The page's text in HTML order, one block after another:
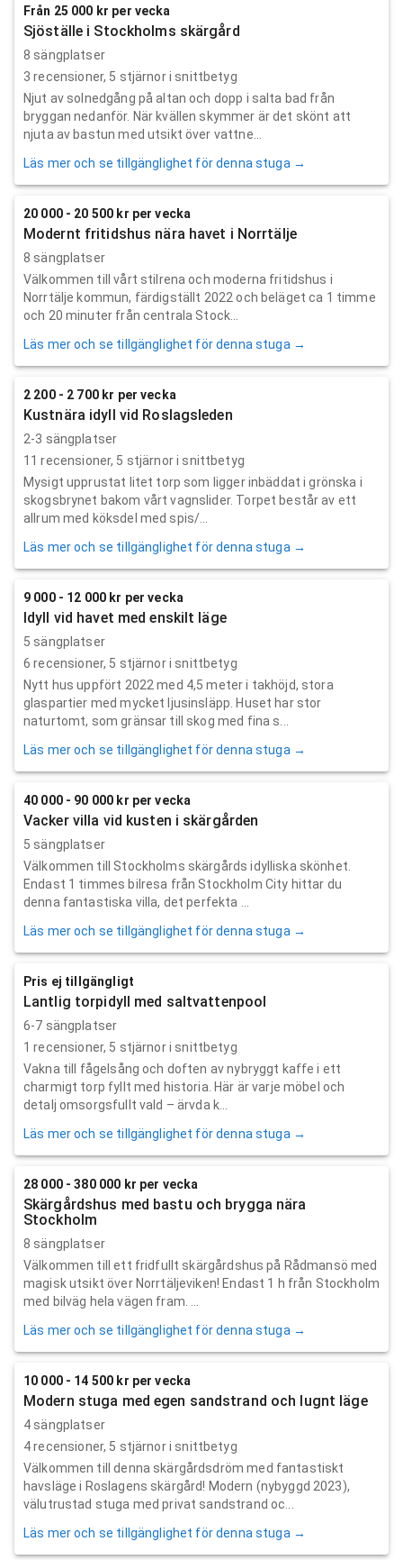
Från 25 000 kr per vecka
Sjöställe i Stockholms skärgård
8 sängplatser
3 recensioner, 5 stjärnor i snittbetyg
Njut av solnedgång på altan och dopp i salta bad från
bryggan nedanför. När kvällen skymmer är det skönt att
njuta av bastun med utsikt över vattne...
Läs mer och se tillgänglighet för denna stuga →
20 000 - 20 500 kr per vecka
Modernt fritidshus nära havet i Norrtälje
8 sängplatser
Välkommen till vårt stilrena och moderna fritidshus i
Norrtälje kommun, färdigställt 2022 och beläget ca 1 timme
och 20 minuter från centrala Stock...
Läs mer och se tillgänglighet för denna stuga →
2 200 - 2 700 kr per vecka
Kustnära idyll vid Roslagsleden
2-3 sängplatser
11 recensioner, 5 stjärnor i snittbetyg
Mysigt upprustat litet torp som ligger inbäddat i grönska i
skogsbrynet bakom vårt vagnslider. Torpet består av ett
allrum med köksdel med spis/...
Läs mer och se tillgänglighet för denna stuga →
9 000 - 12 000 kr per vecka
Idyll vid havet med enskilt läge
5 sängplatser
6 recensioner, 5 stjärnor i snittbetyg
Nytt hus uppfört 2022 med 4,5 meter i takhöjd, stora
glaspartier med mycket ljusinsläpp. Huset har stor
naturtomt, som gränsar till skog med fina s...
Läs mer och se tillgänglighet för denna stuga →
40 000 - 90 000 kr per vecka
Vacker villa vid kusten i skärgården
5 sängplatser
Välkommen till Stockholms skärgårds idylliska skönhet.
Endast 1 timmes bilresa från Stockholm City hittar du
denna fantastiska villa, det perfekta ...
Läs mer och se tillgänglighet för denna stuga →
Pris ej tillgängligt
Lantlig torpidyll med saltvattenpool
6-7 sängplatser
1 recensioner, 5 stjärnor i snittbetyg
Vakna till fågelsång och doften av nybryggt kaffe i ett
charmigt torp fyllt med historia. Här är varje möbel och
detalj omsorgsfullt vald – ärvda k...
Läs mer och se tillgänglighet för denna stuga →
28 000 - 380 000 kr per vecka
Skärgårdshus med bastu och brygga nära
Stockholm
8 sängplatser
Välkommen till ett fridfullt skärgårdshus på Rådmansö med
magisk utsikt över Norrtäljeviken! Endast 1 h från Stockholm
med bilväg hela vägen fram. ...
Läs mer och se tillgänglighet för denna stuga →
10 000 - 14 500 kr per vecka
Modern stuga med egen sandstrand och lugnt läge
4 sängplatser
4recensioner, 5 stjärnor i snittbetyg
Välkommen till denna skärgårdsdröm med fantastiskt
havsläge i Roslagens skärgård! Modern (nybyggd 2023),
välutrustad stuga med privat sandstrand oc...
Läs mer och se tillgänglighet för denna stuga →